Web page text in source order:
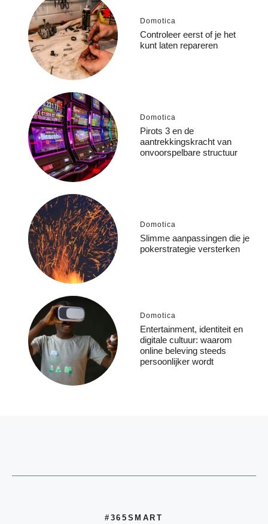
Domotica
Controleer eerst of je het
kunt laten repareren
Domotica
Pirots 3 en de
aantrekkingskracht van
onvoorspelbare structuur
Domotica
Slimme aanpassingen die je
pokerstrategie versterken
Domotica
Entertainment, identiteit en
digitale cultuur: waarom
online beleving steeds
persoonlijker wordt
#365SMART